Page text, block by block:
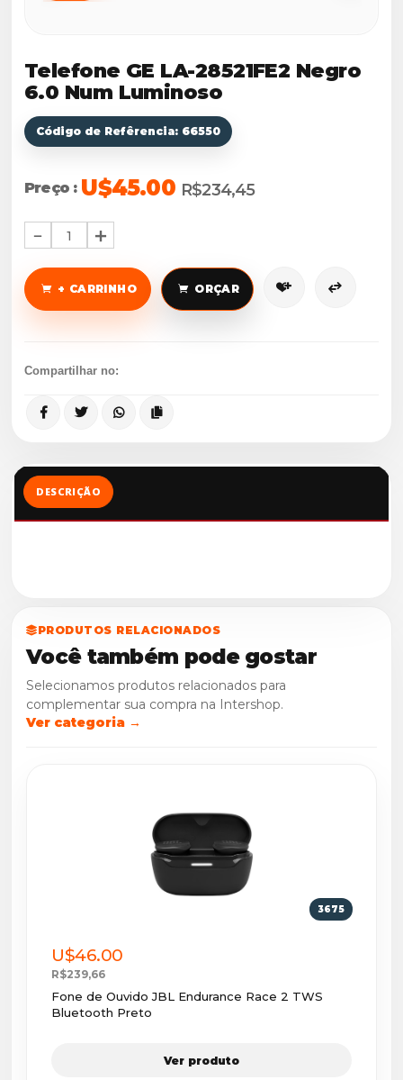
Telefone GE LA-28521FE2 Negro
6.0 Num Luminoso
Código de Refêrencia: 66550
Preço : U$45.00 R$234,45
1
+ CARRINHO ORÇAR
Compartilhar no:
DESCRIÇÃO
PRODUTOS RELACIONADOS
Você também pode gostar
Selecionamos produtos relacionados para
complementar sua compra na Intershop.
Ver categoria →
3675
U$46.00
R$239,66
Fone de Ouvido JBL Endurance Race 2 TWS
Bluetooth Preto
Ver produto